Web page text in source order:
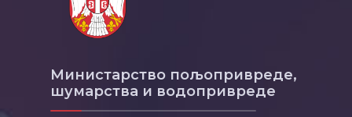
Министарство пољопривреде,
шумарства и водопривреде